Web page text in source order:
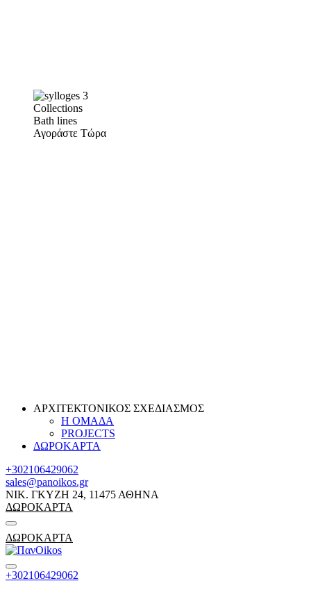
Collections
Bath lines
Αγοράστε Τώρα
ΑΡΧΙΤΕΚΤΟΝΙΚΟΣ ΣΧΕΔΙΑΣΜΟΣ
Η ΟΜΑΔΑ
PROJECTS
ΔΩΡΟΚΑΡΤΑ
+302106429062
sales@panoikos.gr
ΝΙΚ. ΓΚΥΖΗ 24, 11475 ΑΘΗΝΑ
ΔΩΡΟΚΑΡΤΑ
ΔΩΡΟΚΑΡΤΑ
+302106429062